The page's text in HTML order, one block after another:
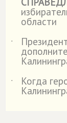
области
˙
˙
Когда